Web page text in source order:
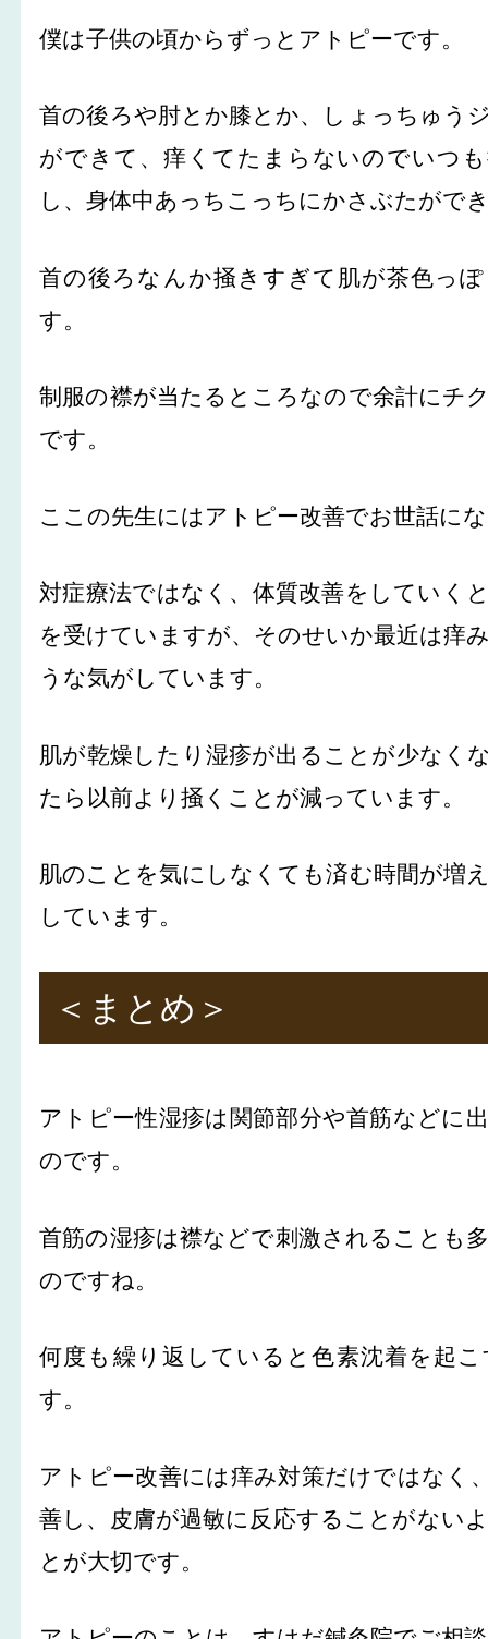
僕は子供の頃からずっとアトピーです。
首の後ろや肘とか膝とか、しょっちゅう
ができて、痒くてたまらないのでいつ
し、身体中あっちこっちにかさぶたがで
首の後ろなんか掻きすぎて肌が茶色っ
す。
制服の襟が当たるところなので余計にチ
です。
ここの先生にはアトピー改善でお世話に
対症療法ではなく、体質改善をしていく
を受けていますが、そのせいか最近は痒
うな気がしています。
肌が乾燥したり湿疹が出ることが少なく
たら以前より掻くことが減っています。
肌のことを気にしなくても済む時間が増
しています。
＜まとめ＞
アトピー性湿疹は関節部分や首筋などに
のです。
首筋の湿疹は襟などで刺激されることも
のですね。
何度も繰り返していると色素沈着を起
す。
アトピー改善には痒み対策だけではなく
善し、皮膚が過敏に反応することがない
とが大切です。